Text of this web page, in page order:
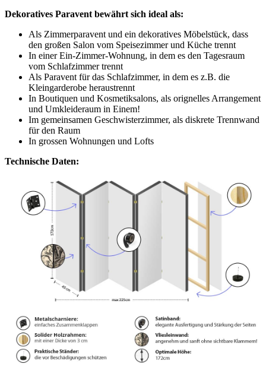
Dekoratives Paravent bewährt sich ideal als:
Als Zimmerparavent und ein dekoratives Möbelstück, dass
den großen Salon vom Speisezimmer und Küche trennt
In einer Ein-Zimmer-Wohnung, in dem es den Tagesraum
vom Schlafzimmer trennt
Als Paravent für das Schlafzimmer, in dem es z.B. die
Kleingarderobe heraustrennt
In Boutiquen und Kosmetiksalons, als orignelles Arrangement
und Umkleideraum in Einem!
Im gemeinsamen Geschwisterzimmer, als diskrete Trennwand
für den Raum
In grossen Wohnungen und Lofts
Technische Daten: